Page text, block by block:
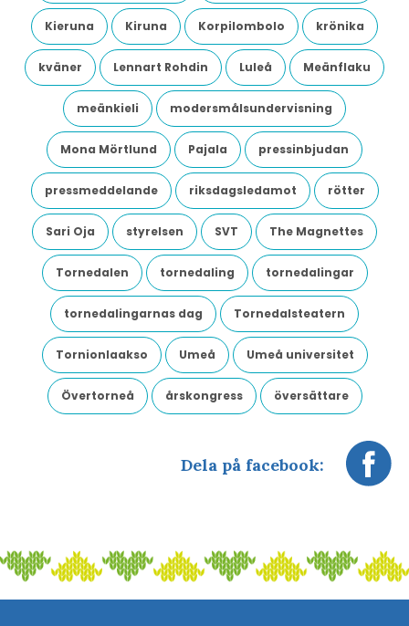
Kieruna Kiruna Korpilombolo krönika
kväner Lennart Rohdin Luleå Meänflaku
meänkieli modersmålsundervisning
Mona Mörtlund Pajala pressinbjudan
pressmeddelande riksdagsledamot rötter
Sari Oja styrelsen SVT The Magnettes
Tornedalen tornedaling tornedalingar
tornedalingarnas dag Tornedalsteatern
Tornionlaakso Umeå Umeå universitet
Övertorneå årskongress översättare
Dela på facebook: